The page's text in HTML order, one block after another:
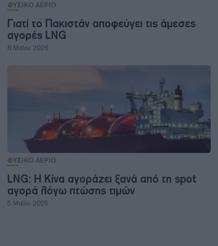
ΦΥΣΙΚΟ ΑΕΡΙΟ
Γιατί το Πακιστάν αποφεύγει τις άμεσες
αγορές LNG
8 Μαΐου 2026
ΦΥΣΙΚΟ ΑΕΡΙΟ
LNG: Η Κίνα αγοράζει ξανά από τη spot
αγορά λόγω πτώσης τιμών
5 Μαΐου 2025